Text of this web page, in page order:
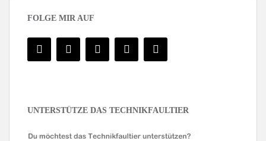
FOLGE MIR AUF
UNTERSTÜTZE DAS TECHNIKFAULTIER